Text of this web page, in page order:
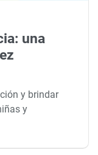
una
y brindar
y